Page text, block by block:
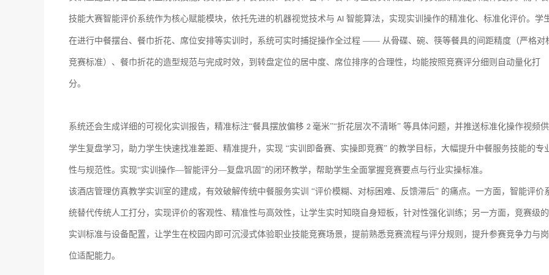
技能大赛智能评价系统作为核心赋能模块，依托先进的机器视觉技术与 AI 智能算法，实现实训操作的精准化、标准化评价。学
在进行中餐摆台、餐巾折花、席位安排等实训时，系统可实时捕捉操作全过程 —— 从骨碟、碗、筷等餐具的间距精度（严格对
竞赛标准）、餐巾折花的造型规范与完成时效，到转盘定位的居中度、席位排序的合理性，均能按照竞赛评分细则自动量化打
分。
系统还会生成详细的可视化实训报告，精准标注“餐具摆放偏移 2 毫米”“折花层次不清晰” 等具体问题，并推送标准化操作视频供
学生复盘学习，助力学生快速找准差距、精准提升，实现 “实训即备赛、实操即竞赛” 的教学目标，大幅提升中餐服务技能的专
性与规范性。实现“实训操作—智能评分—复盘巩固”的闭环教学，帮助学生全面掌握竞赛要点与行业实操标准。
该酒店管理仿真教学实训室的建成，有效破解传统中餐服务实训 “评价模糊、对标困难、反馈滞后” 的痛点。一方面，智能评价
统替代传统人工打分，实现评价的客观性、精准性与高效性，让学生实时知晓自身短板，针对性强化训练；另一方面，竞赛级的
实训标准与设备配置，让学生在校园内即可沉浸式体验职业技能竞赛场景，提前熟悉竞赛流程与评分规则，提升参赛竞争力与岗
位适配能力。